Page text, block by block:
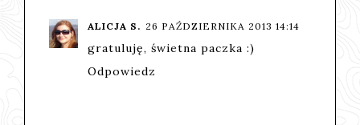
ALICJA S. 26 PAŹDZIERNIKA 2013 14:14
gratuluję, świetna paczka :)
Odpowiedz